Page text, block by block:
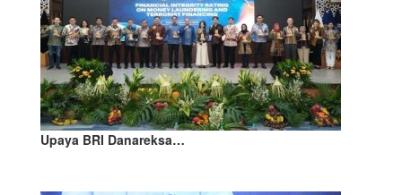
Upaya BRI Danareksa…